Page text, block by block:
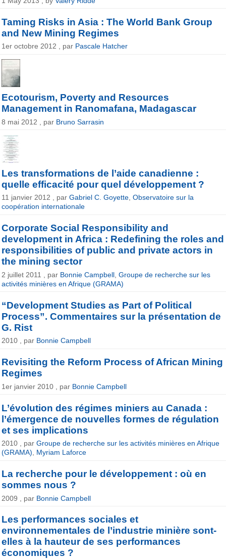
Taming Risks in Asia : The World Bank Group
and New Mining Regimes
1er octobre 2012 , par Pascale Hatcher
Ecotourism, Poverty and Resources
Management in Ranomafana, Madagascar
8 mai 2012 , par Bruno Sarrasin
Les transformations de l’aide canadienne :
quelle efficacité pour quel développement ?
11 janvier 2012 , parGabriel C. Goyette,Observatoire sur la
coopération internationale
Corporate Social Responsibility and
development in Africa : Redefining the roles and
responsibilities of public and private actors in
the mining sector
2 juillet 2011 , par Bonnie Campbell ,Groupe de recherche sur les
activités minières en Afrique (GRAMA)
“Development Studies as Part of Political
Process”. Commentaires sur la présentation de
G. Rist
2010 , par Bonnie Campbell
Revisiting the Reform Process of African Mining
Regimes
1er janvier 2010 , par Bonnie Campbell
L’évolution des régimes miniers au Canada :
l’émergence de nouvelles formes de régulation
et ses implications
2010 , parGroupe de recherche sur les activités minières en Afrique
(GRAMA), Myriam Laforce
La recherche pour le développement : où en
sommes nous ?
2009 , par Bonnie Campbell
Les performances sociales et
environnementales de l’industrie minière sont-
elles à la hauteur de ses performances
économiques ?